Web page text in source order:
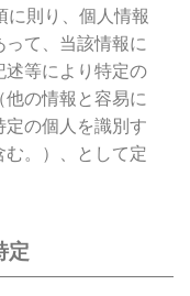
に則り、個人情報
て、当該情報に
述等により特定の
の情報と容易に
定の個人を識別す
む。）、として定
定